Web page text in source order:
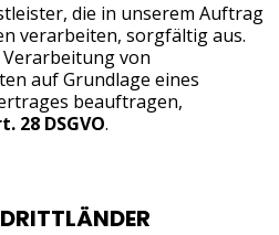
die in unserem Auftrag
verarbeiten, sorgfältig aus.
von
auf Grundlage eines
beauftragen,
28 DSGVO.